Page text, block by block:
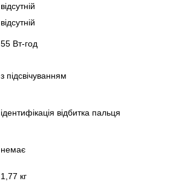
відсутній
відсутній
55 Вт-год
з підсвічуванням
ідентифікація відбитка пальця
немає
1,77 кг